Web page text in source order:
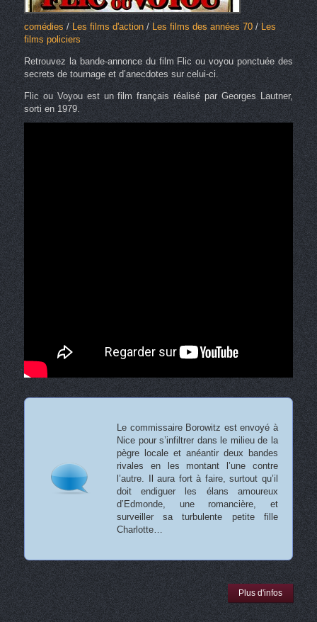
comédies/Les films d'action/ Les films des années 70/Les
films policiers
Retrouvez la bande-annonce du film Flic ou voyou ponctuée des
secrets de tournage et d’anecdotes sur celui-ci.
Flic ou Voyou est un film français réalisé par Georges Lautner,
sorti en 1979.
Le commissaire Borowitz est envoyé à
Nice pour s’infiltrer dans le milieu de la
pègre locale et anéantir deux bandes
rivales en les montant l’une contre
l’autre. Il aura fort à faire, surtout qu’il
doit endiguer les élans amoureux
d’Edmonde, une romancière, et
surveiller sa turbulente petite fille
Charlotte…
Plus d'infos